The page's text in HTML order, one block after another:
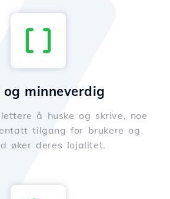
minneverdig
å huske og skrive, noe
tilgang for brukere og
øker deres lojalitet.